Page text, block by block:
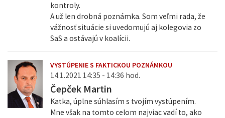
kontroly.
A už len drobná poznámka. Som veľmi rada, že
vážnosť situácie si uvedomujú aj kolegovia zo
SaS a ostávajú v koalícii.
VYSTÚPENIE S FAKTICKOU POZNÁMKOU
14.1.2021 14:35 - 14:36 hod.
Čepček Martin
Katka, úplne súhlasím s tvojím vystúpením.
Mne však na tomto celom najviac vadí to, ako